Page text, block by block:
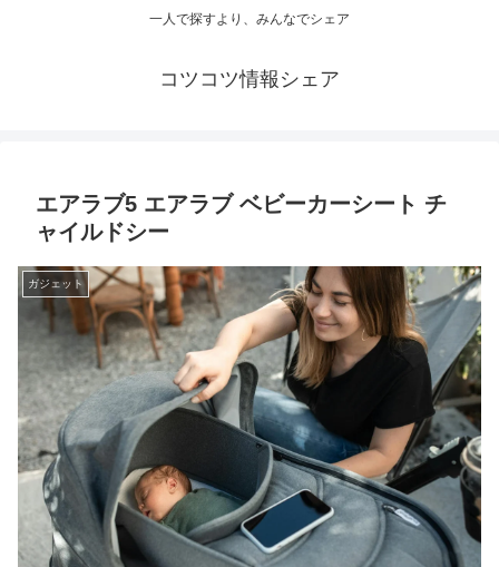
一人で探すより、みんなでシェア
コツコツ情報シェア
エアラブ5 エアラブ ベビーカーシート チ
ャイルドシー
ガジェット